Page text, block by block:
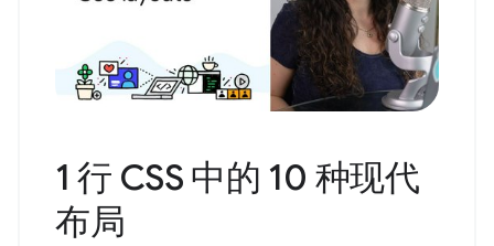
1 行 CSS 中的 10 种现代
布局